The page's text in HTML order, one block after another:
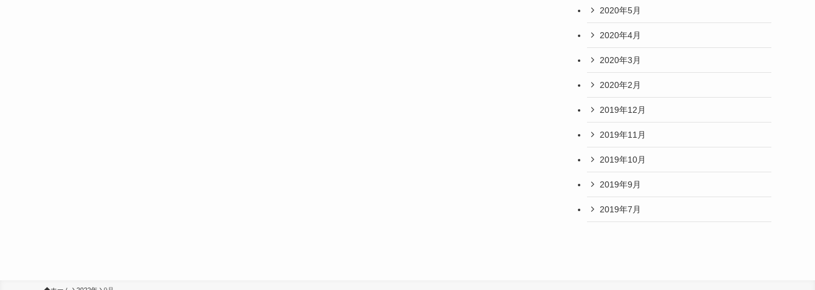
2020年5月
2020年4月
2020年3月
2020年2月
2019年12月
2019年11月
2019年10月
2019年9月
2019年7月